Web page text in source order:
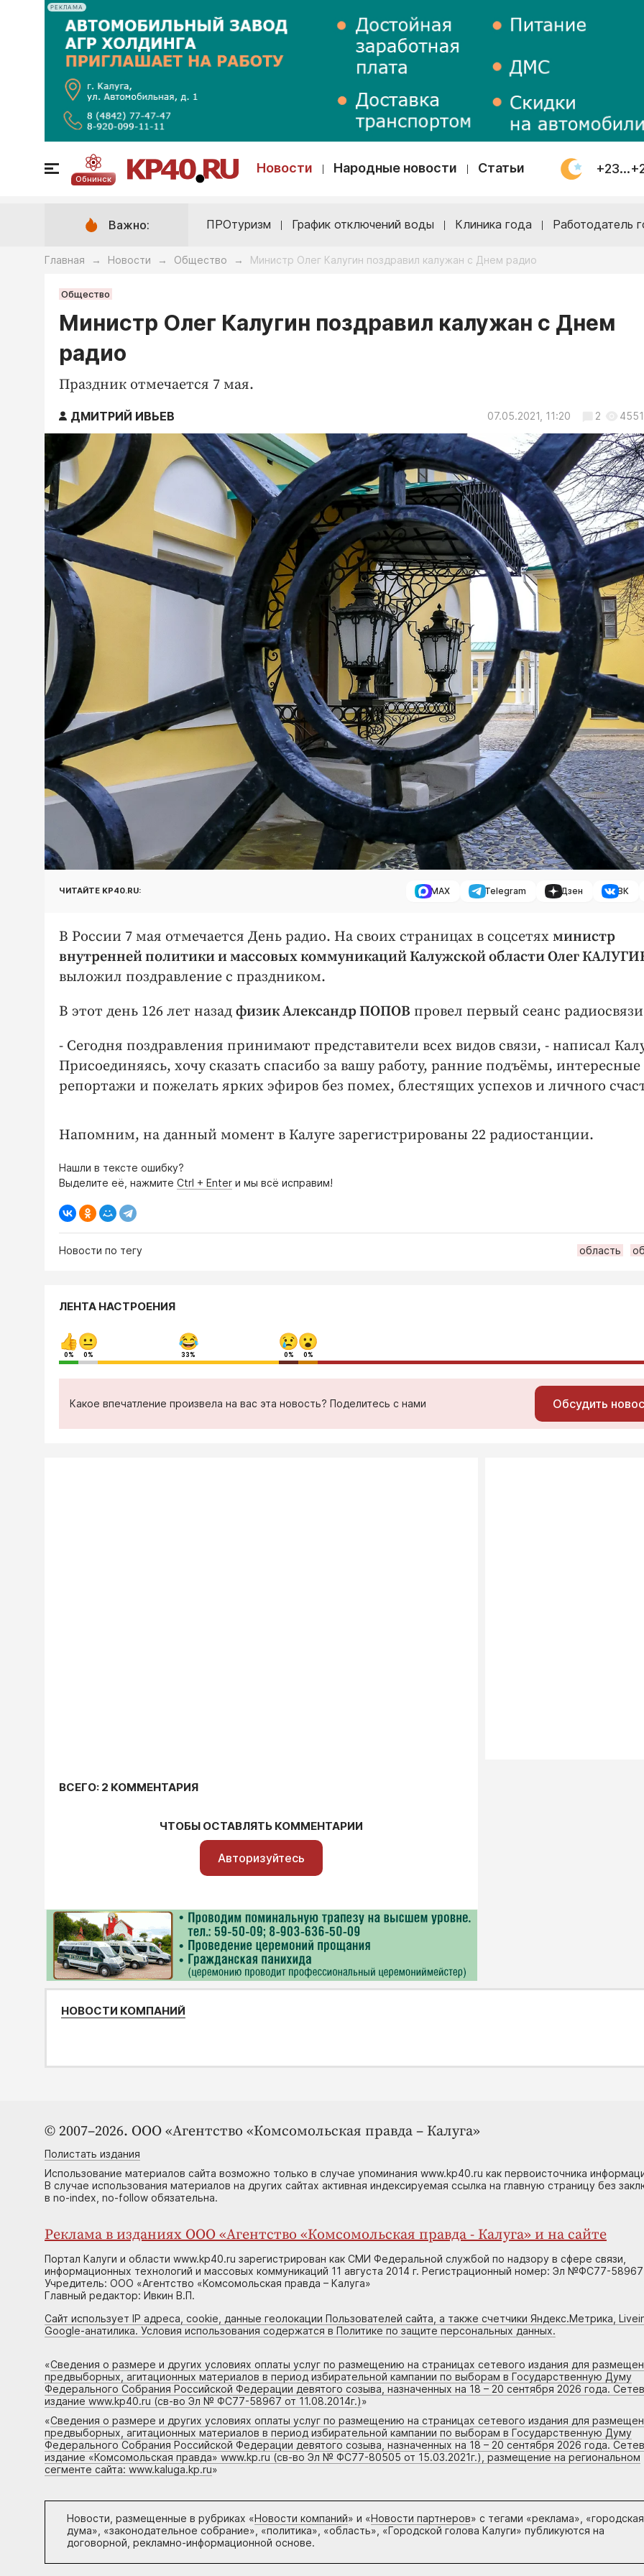
РЕКЛАМА
Обнинск
Новости Народные новости Статьи
Важно: ПРОтуризм График отключений воды Клиника года Работодатель
Главная → Новости → Общество → Министр Олег Калугин поздравил калужан с Днем радио
Общество
Министр Олег Калугин поздравил калужан с Днем
радио
Праздник отмечается 7 мая.
ДМИТРИЙ ИВЬЕВ 07.05.2021, 11:20 2 4551
ЧИТАЙТЕ KP40.RU: MAX Telegram Дзен ВК
В России 7 мая отмечается День радио. На своих страницах в соцсетях министр
внутренней политики и массовых коммуникаций Калужской области Олег
выложил поздравление с праздником.
В этот день 126 лет назад физик Александр ПОПОВ провел первый сеанс
- Сегодня поздравления принимают представители всех видов связи, - написал
Присоединяясь, хочу сказать спасибо за вашу работу, ранние подъёмы, интересные
репортажи и пожелать ярких эфиров без помех, блестящих успехов и личного
Напомним, на данный момент в Калуге зарегистрированы 22 радиостанции.
Нашли в тексте ошибку?
Выделите её, нажмите Ctrl + Enter и мы всё исправим!
Новости по тегу область
ЛЕНТА НАСТРОЕНИЯ
0% 0% 33% 0% 0%
Какое впечатление произвела на вас эта новость? Поделитесь с нами Обсудить
ВСЕГО: 2 КОММЕНТАРИЯ
ЧТОБЫ ОСТАВЛЯТЬ КОММЕНТАРИИ
Авторизуйтесь
НОВОСТИ КОМПАНИЙ
© 2007–2026. ООО «Агентство «Комсомольская правда – Калуга»
Полистать издания
Использование материалов сайта возможно только в случае упоминания www.kp40.ru как первоисточника
В случае использования материалов на других сайтах активная индексируемая ссылка на главную страницу без
в no-index, no-follow обязательна.
Реклама в изданиях ООО «Агентство «Комсомольская правда - Калуга» и на сайте
Портал Калуги и области www.kp40.ru зарегистрирован как СМИ Федеральной службой по надзору в сфере связи,
информационных технологий и массовых коммуникаций 11 августа 2014 г. Регистрационный номер: Эл №ФС77-58967
Учредитель: ООО «Агентство «Комсомольская правда – Калуга»
Главный редактор: Ивкин В.П.
Сайт использует IP адреса, cookie, данные геолокации Пользователей сайта, а также счетчики Яндекс.Метрика,
Google-анатилика. Условия использования содержатся в Политике по защите персональных данных.
«Сведения о размере и других условиях оплаты услуг по размещению на страницах сетевого издания для
предвыборных, агитационных материалов в период избирательной кампании по выборам в Государственную Думу
Федерального Собрания Российской Федерации девятого созыва, назначенных на 18 – 20 сентября 2026 года.
издание www.kp40.ru (св-во Эл № ФС77-58967 от 11.08.2014г.)»
«Сведения о размере и других условиях оплаты услуг по размещению на страницах сетевого издания для
предвыборных, агитационных материалов в период избирательной кампании по выборам в Государственную Думу
Федерального Собрания Российской Федерации девятого созыва, назначенных на 18 – 20 сентября 2026 года.
издание «Комсомольская правда» www.kp.ru (св-во Эл № ФС77-80505 от 15.03.2021г.), размещение на региональном
сегменте сайта: www.kaluga.kp.ru»
Новости, размещенные в рубриках «Новости компаний» и «Новости партнеров» с тегами «реклама», «городская
дума», «законодательное собрание», «политика», «область», «Городской голова Калуги» публикуются на
договорной, рекламно-информационной основе.